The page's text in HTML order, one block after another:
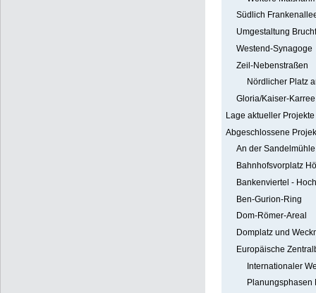
Südlich
Umgestaltung
Westend-Synagoge
Zeil-Nebenstraßen
Nördlicher Platz
Gloria/Kaiser-Karree
Lage aktueller Projekte
Abgeschlossene
An der Sandelmühle
Bahnhofsvorplatz
Bankenviertel -
Ben-Gurion-Ring
Dom-Römer-Areal
Domplatz und
Europäische
Internationaler
Planungsphasen